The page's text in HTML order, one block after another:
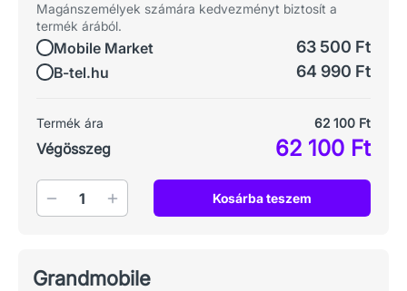
Magánszemélyek számára kedvezményt biztosít a
termék árából.
Mobile Market 63 500 Ft
B-tel.hu 64 990 Ft
Termék ára 62 100 Ft
Végösszeg 62 100 Ft
Mennyiség Kosárba teszem
Grandmobile